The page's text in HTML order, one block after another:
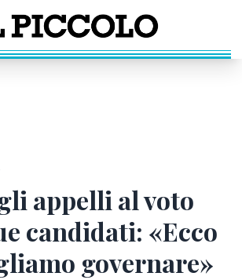
appelli al voto
candidati: «Ecco
governare»